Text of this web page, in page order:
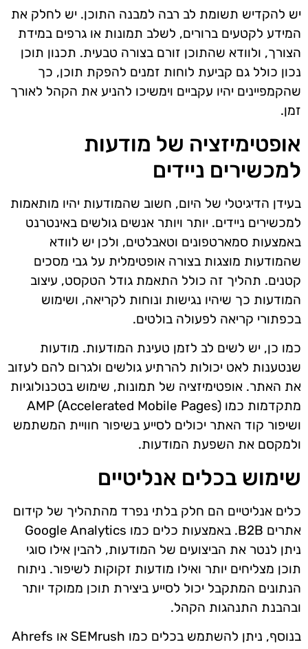
יש להקדיש תשומת לב רבה למבנה התוכן. יש לחלק את
המידע לקטעים ברורים, לשלב תמונות או גרפים במידת
הצורך, ולוודא שהתוכן זורם בצורה טבעית. תכנון תוכן
נכון כולל גם קביעת לוחות זמנים להפקת תוכן, כך
שהקמפיינים יהיו עקביים וימשיכו להניע את הקהל לאורך
זמן.
אופטימיזציה של מודעות
למכשירים ניידים
בעידן הדיגיטלי של היום, חשוב שהמודעות יהיו מותאמות
למכשירים ניידים. יותר ויותר אנשים גולשים באינטרנט
באמצעות סמארטפונים וטאבלטים, ולכן יש לוודא
שהמודעות מוצגות בצורה אופטימלית על גבי מסכים
קטנים. תהליך זה כולל התאמת גודל הטקסט, עיצוב
המודעות כך שיהיו נגישות ונוחות לקריאה, ושימוש
בכפתורי קריאה לפעולה בולטים.
כמו כן, יש לשים לב לזמן טעינת המודעות. מודעות
שנטענות לאט יכולות להרתיע גולשים ולגרום להם לעזוב
את האתר. אופטימיזציה של תמונות, שימוש בטכנולוגיות
מתקדמות כמו AMP (Accelerated Mobile Pages)
ושיפור קוד האתר יכולים לסייע בשיפור חוויית המשתמש
ולמקסם את השפעת המודעות.
שימוש בכלים אנליטיים
כלים אנליטיים הם חלק בלתי נפרד מהתהליך של קידום
אתרים B2B. באמצעות כלים כמו Google Analytics
ניתן לנטר את הביצועים של המודעות, להבין אילו סוגי
תוכן מצליחים יותר ואילו מודעות זקוקות לשיפור. ניתוח
הנתונים המתקבל יכול לסייע ביצירת תוכן ממוקד יותר
ובהבנת התנהגות הקהל.
בנוסף, ניתן להשתמש בכלים כמו SEMrush או Ahrefs